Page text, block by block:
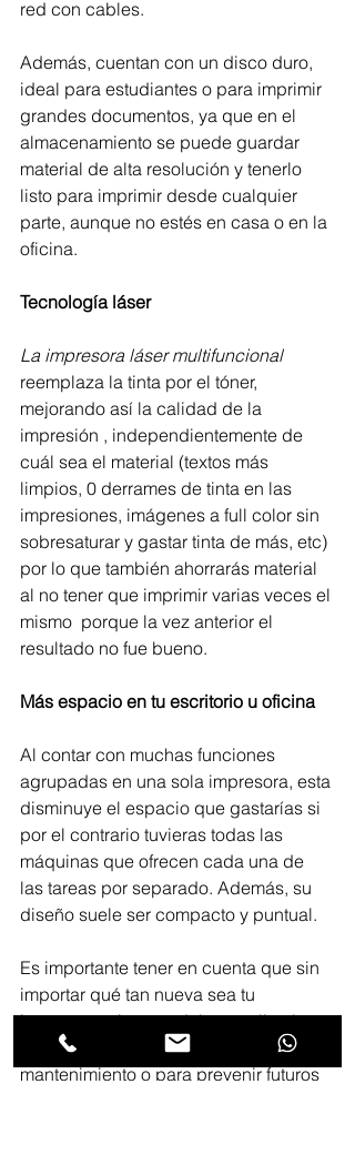
red con cables.
Además, cuentan con un disco duro,
ideal para estudiantes o para imprimir
grandes documentos, ya que en el
almacenamiento se puede guardar
material de alta resolución y tenerlo
listo para imprimir desde cualquier
parte, aunque no estés en casa o en la
oficina.
Tecnología láser
La impresora láser multifuncional
reemplaza la tinta por el tóner,
mejorando así la calidad de la
impresión , independientemente de
cuál sea el material (textos más
limpios, 0 derrames de tinta en las
impresiones, imágenes a full color sin
sobresaturar y gastar tinta de más, etc)
por lo que también ahorrarás material
al no tener que imprimir varias veces el
mismo  porque la vez anterior el
resultado no fue bueno.
Más espacio en tu escritorio u oficina
Al contar con muchas funciones
agrupadas en una sola impresora, esta
disminuye el espacio que gastarías si
por el contrario tuvieras todas las
máquinas que ofrecen cada una de
las tareas por separado. Además, su
diseño suele ser compacto y puntual.
Es importante tener en cuenta que sin
importar qué tan nueva sea tu
impresora, siempre debes realizarle un
chequeo a la misma, bien sea de
mantenimiento o para prevenir futuros